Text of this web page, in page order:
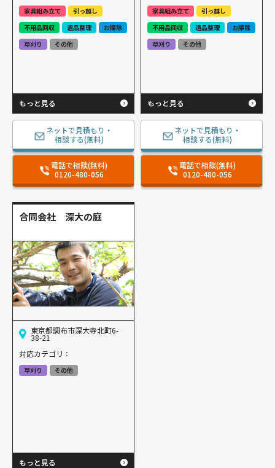
家具組み立て
引っ越し
不用品回収
遺品整理
お掃除
草刈り
その他
もっと見る
ネットで見積もり・
相談する(無料)
電話で相談(無料)
0120-480-056
家具組み立て
引っ越し
不用品回収
遺品整理
お掃除
草刈り
その他
もっと見る
ネットで見積もり・
相談する(無料)
電話で相談(無料)
0120-480-056
合同会社 深大の庭
東京都調布市深大寺北町6-
38-21
対応カテゴリ：
草刈り その他
もっと見る